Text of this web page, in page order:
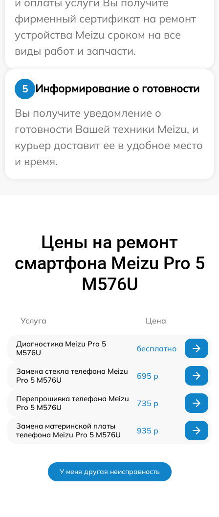
фирменный сертификат на ремонт
устройства Meizu сроком на все
виды работ и запчасти.
5
Информирование о готовности
Вы получите уведомление о
готовности Вашей техники Meizu, и
курьер доставит ее в удобное место
и время.
Цены на ремонт
смартфона Meizu Pro 5
M576U
Услуга Цена
Диагностика Meizu Pro 5
M576U
бесплатно
Замена стекла телефона Meizu
Pro 5 M576U
695 р
Перепрошивка телефона Meizu
Pro 5 M576U
735 р
Замена материнской платы
телефона Meizu Pro 5 M576U
935 р
У меня другая неисправность